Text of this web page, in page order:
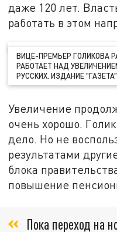
даже 120 лет.
работать в этом
ВИЦЕ-ПРЕМЬЕР ГОЛИКОВА
РАБОТАЕТ НАД
РУССКИХ. ИЗДАНИЕ
Увеличение
очень хорошо.
дело. Но не
результатами
блока
повышение
Пока переход на